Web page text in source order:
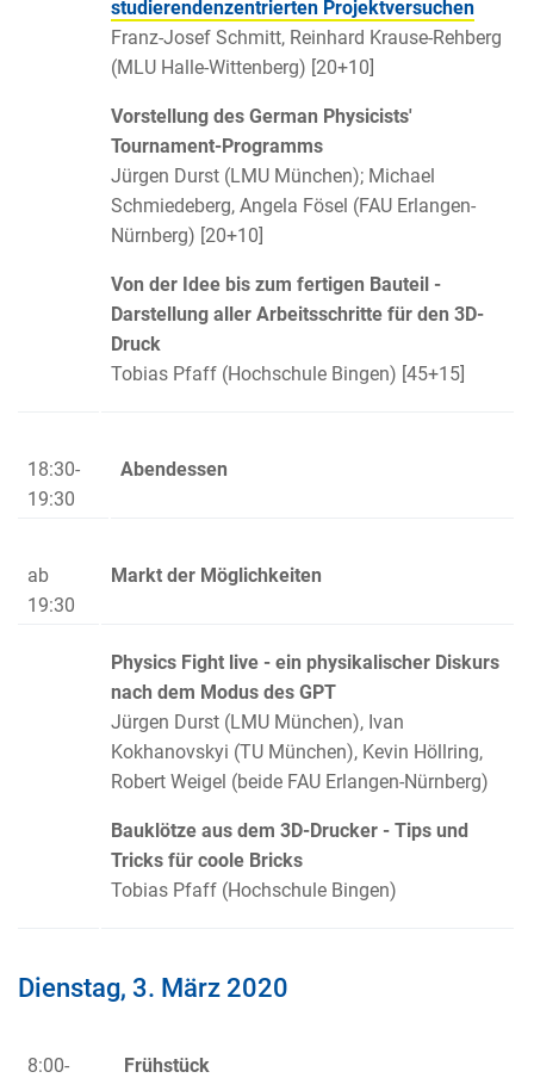
studierendenzentrierten Projektversuchen
Franz-Josef Schmitt, Reinhard Krause-Rehberg
(MLU Halle-Wittenberg) [20+10]
Vorstellung des German Physicists'
Tournament-Programms
Jürgen Durst (LMU München); Michael
Schmiedeberg, Angela Fösel (FAU Erlangen-
Nürnberg) [20+10]
Von der Idee bis zum fertigen Bauteil -
Darstellung aller Arbeitsschritte für den 3D-
Druck
Tobias Pfaff (Hochschule Bingen) [45+15]
18:30-
19:30
Abendessen
ab
19:30
Markt der Möglichkeiten
Physics Fight live - ein physikalischer Diskurs
nach dem Modus des GPT
Jürgen Durst (LMU München), Ivan
Kokhanovskyi (TU München), Kevin Höllring,
Robert Weigel (beide FAU Erlangen-Nürnberg)
Bauklötze aus dem 3D-Drucker - Tips und
Tricks für coole Bricks
Tobias Pfaff (Hochschule Bingen)
Dienstag, 3. März 2020
8:00-
Frühstück